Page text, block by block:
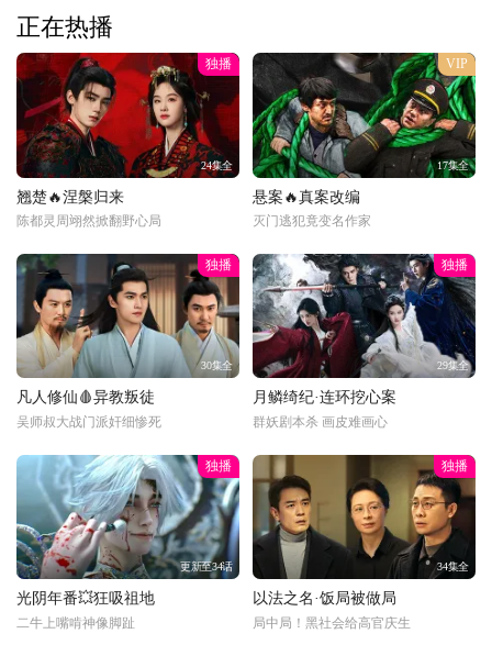
正在热播
独播
24集全
翘楚🔥涅槃归来
陈都灵周翊然掀翻野心局
VIP
17集全
悬案🔥真案改编
灭门逃犯竟变名作家
独播
30集全
凡人修仙🩸异教叛徒
吴师叔大战门派奸细惨死
独播
29集全
月鳞绮纪·连环挖心案
群妖剧本杀 画皮难画心
独播
更新至34话
光阴年番💥狂吸祖地
二牛上嘴啃神像脚趾
独播
34集全
以法之名·饭局被做局
局中局！黑社会给高官庆生